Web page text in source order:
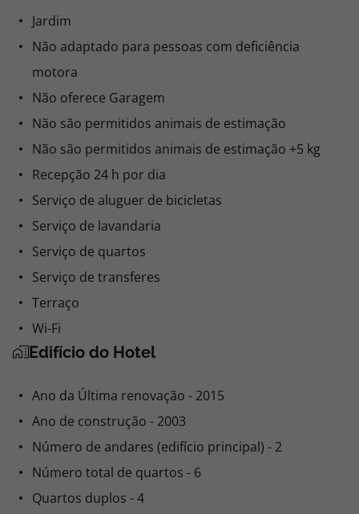
Jardim
Não adaptado para pessoas com deficiência
motora
Não oferece Garagem
Não são permitidos animais de estimação
Não são permitidos animais de estimação +5 kg
Recepção 24 h por dia
Serviço de aluguer de bicicletas
Serviço de lavandaria
Serviço de quartos
Serviço de transferes
Terraço
Wi-Fi
Edifício do Hotel
Ano da Última renovação - 2015
Ano de construção - 2003
Número de andares (edifício principal) - 2
Número total de quartos - 6
Quartos duplos - 4